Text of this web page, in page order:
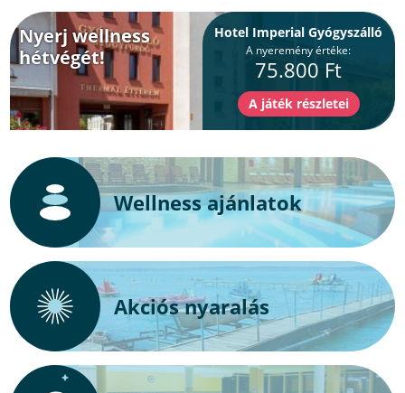
Nyerj wellness
hétvégét!
Hotel Imperial Gyógyszálló
A nyeremény értéke:
75.800 Ft
Wellness ajánlatok
Akciós nyaralás